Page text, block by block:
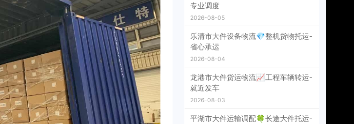
专业调度
2026-08-05
乐清市大件设备物流💎整机货物托运-
省心承运
2026-08-04
龙港市大件货运物流📈工程车辆转运-
就近发车
2026-08-03
平湖市大件运输调配🍀长途大件托运-